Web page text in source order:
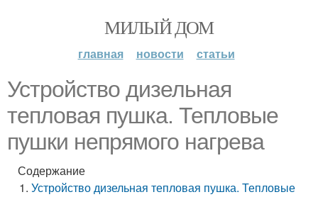
МИЛЫЙ ДОМ
главная новости статьи
Устройство дизельная
тепловая пушка. Тепловые
пушки непрямого нагрева
Содержание
Устройство дизельная тепловая пушка. Тепловые